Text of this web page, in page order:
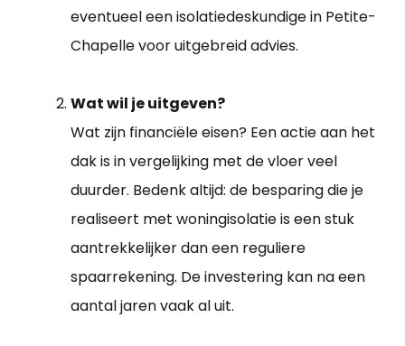
eventueel een isolatiedeskundige in Petite-
Chapelle voor uitgebreid advies.
Wat wil je uitgeven?
Wat zijn financiële eisen? Een actie aan het
dak is in vergelijking met de vloer veel
duurder. Bedenk altijd: de besparing die je
realiseert met woningisolatie is een stuk
aantrekkelijker dan een reguliere
spaarrekening. De investering kan na een
aantal jaren vaak al uit.